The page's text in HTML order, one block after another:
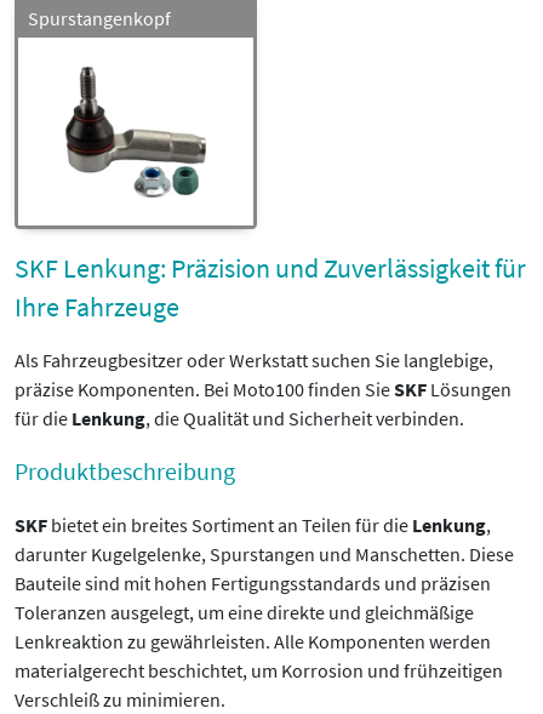
Spurstangenkopf
SKF Lenkung: Präzision und Zuverlässigkeit für
Ihre Fahrzeuge
Als Fahrzeugbesitzer oder Werkstatt suchen Sie langlebige,
präzise Komponenten. Bei Moto100 finden SieSKF Lösungen
für die Lenkung, die Qualität und Sicherheit verbinden.
Produktbeschreibung
SKF bietet ein breites Sortiment an Teilen für die Lenkung,
darunter Kugelgelenke, Spurstangen und Manschetten. Diese
Bauteile sind mit hohen Fertigungsstandards und präzisen
Toleranzen ausgelegt, um eine direkte und gleichmäßige
Lenkreaktion zu gewährleisten. Alle Komponenten werden
materialgerecht beschichtet, um Korrosion und frühzeitigen
Verschleiß zu minimieren.